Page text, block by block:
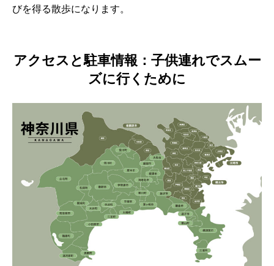
びを得る散歩になります。
アクセスと駐車情報：子供連れでスムー
ズに行くために